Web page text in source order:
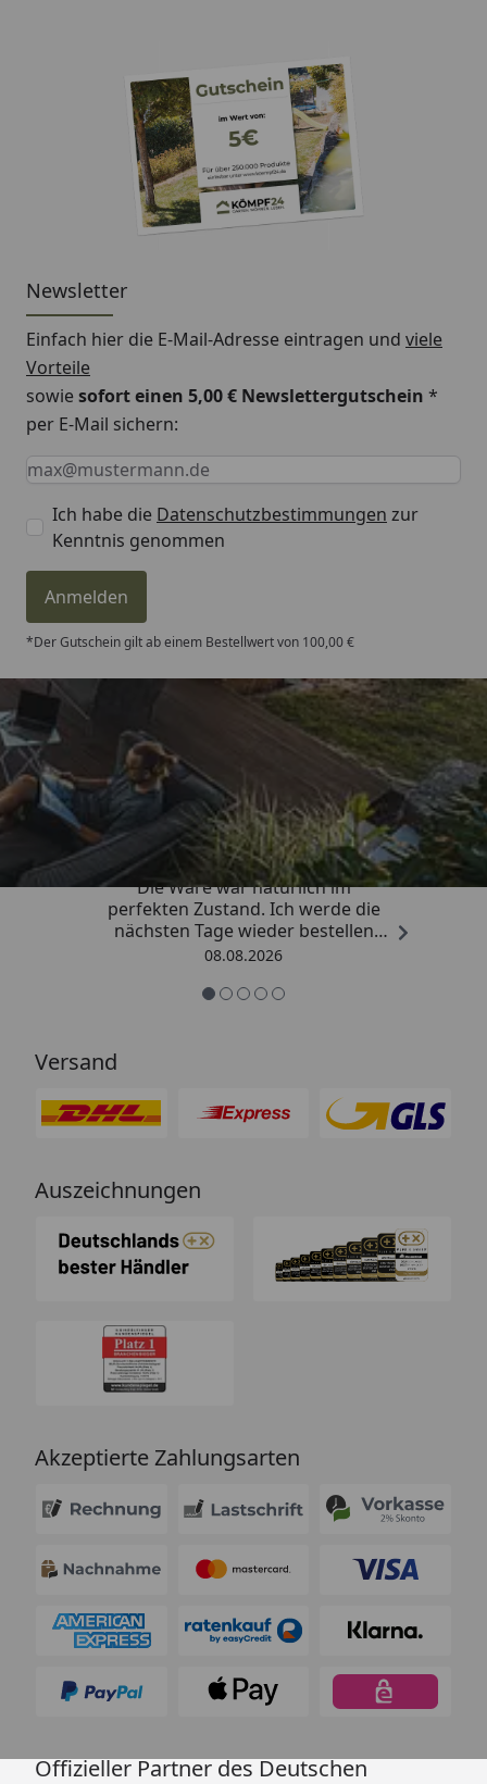
Newsletter
Einfach hier die E-Mail-Adresse eintragen und viele
Vorteile
sowiesofort einen 5,00 € Newslettergutschein *
per E-Mail sichern:
Keine Eingabe erforderlich
Eingabe erforderlich
E-Mail *
Ich habe die Datenschutzbestimmungen zur
Kenntnis genommen
Anmelden
*Der Gutschein gilt ab einem Bestellwert von 100,00 €
Trusted Shops
4,81/ 5
„Hervorragend schnelle Lieferung.
Die Ware war natürlich im
perfekten Zustand. Ich werde die
nächsten Tage wieder bestellen
Grüße an die Belegschaft gute
08.08.2026
Versand
Auszeichnungen
Akzeptierte Zahlungsarten
Offizieller Partner des Deutschen